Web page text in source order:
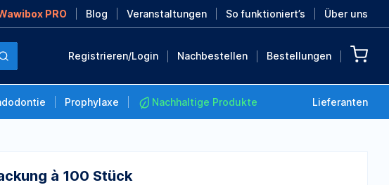
PRO Blog Veranstaltungen So funktioniert’s Über uns
Registrieren/Login Nachbestellen Bestellungen
Prophylaxe Nachhaltige Produkte Lieferanten
à 100 Stück